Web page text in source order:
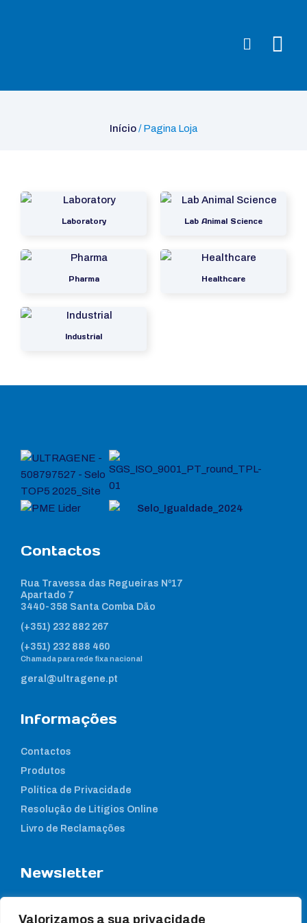
Valorizamos a sua privacidade
Início/ Pagina Loja
Laboratory Lab Animal Science
Pharma Healthcare
Industrial
Contactos
Rua Travessa das Regueiras Nº17
Apartado 7
3440-358 Santa Comba Dão
(+351) 232 882 267
(+351) 232 888 460
Chamada para rede fixa nacional
geral@ultragene.pt
Informações
Contactos
Produtos
Política de Privacidade
Resolução de Litígios Online
Livro de Reclamações
Newsletter
notícias